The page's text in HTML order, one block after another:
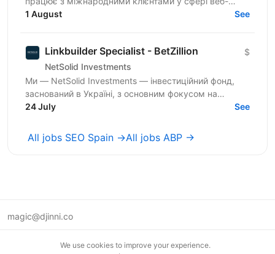
розробки та цифрового маркетингу. Ми не
1 August See
Linkbuilder Specialist - BetZillion
NetSolid Investments
$
Ми — NetSolid Investments — інвестиційний фонд,
заснований в Україні, з основним фокусом на
SMART-інвестиції. Ми інвестуємо не лише фінанси, а
24 July See
All jobs SEO Spain →All jobs ABP →
magic@djinni.co
We use cookies to improve your experience.